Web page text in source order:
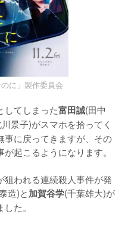
に」製作委員会
してしまった富田誠(田中
景子)がスマホを拾ってく
事に戻ってきますが、その
起こるようになります。
狙われる連続殺人事件が発
造)と加賀谷学(千葉雄大)が
た。